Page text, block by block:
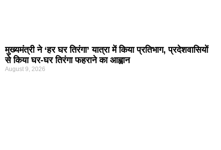
मुख्यमंत्री ने ‘हर घर तिरंगा’ यात्रा में किया प्रतिभाग, प्रदेशवासियों
से किया घर-घर तिरंगा फहराने का आह्वान
August 9, 2026